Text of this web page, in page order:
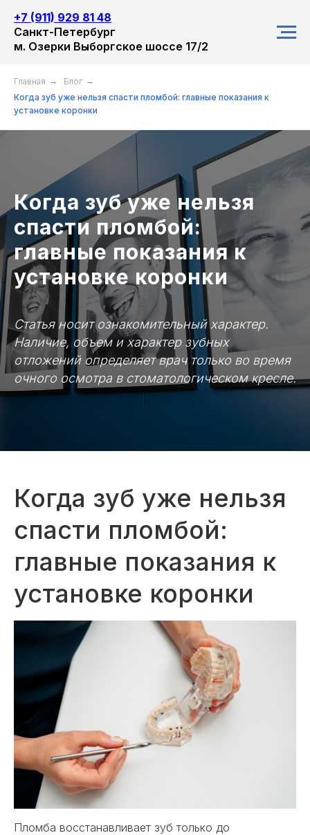
+7 (911) 929 81 48
Санкт-Петербург
м. Озерки Выборгское шоссе 17/2
Главная → Блог →
Когда зуб уже нельзя спасти пломбой: главные показания к
установке коронки
Когда зуб уже нельзя
спасти пломбой:
главные показания к
установке коронки
Статья носит ознакомительный характер.
Наличие, объем и характер зубных
отложений определяет врач только во время
очного осмотра в стоматологическом кресле.
Когда зуб уже нельзя
спасти пломбой:
главные показания к
установке коронки
Пломба восстанавливает зуб только до